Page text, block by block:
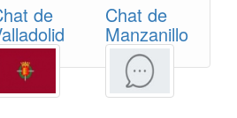
de Chat de
Manzanillo